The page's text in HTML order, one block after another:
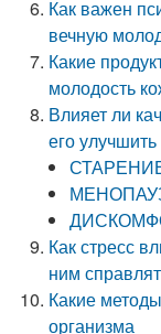
Как важен
вечную
Какие
молодость
Влияет ли
его улучшить
Как стресс
ним
Какие
организма